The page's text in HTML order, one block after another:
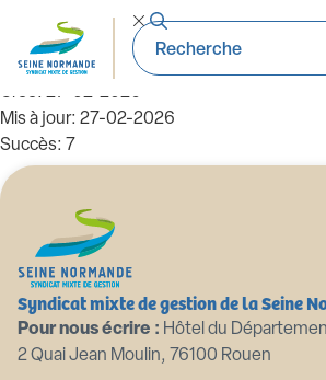
Périmètre SMGSN
Taille du fichier: 2.52 Mo
Créé: 27-02-2026
Mis à jour: 27-02-2026
Succès: 7
Syndicat mixte de gestion de la Seine
Pour nous écrire : Hôtel du
2 Quai Jean Moulin, 76100 Rouen